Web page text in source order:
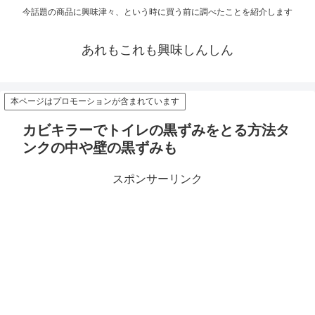
今話題の商品に興味津々、という時に買う前に調べたことを紹介します
あれもこれも興味しんしん
本ページはプロモーションが含まれています
カビキラーでトイレの黒ずみをとる方法タ
ンクの中や壁の黒ずみも
スポンサーリンク